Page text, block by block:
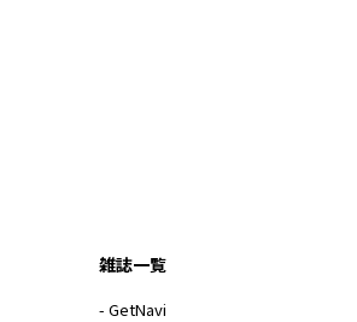
雑誌一覧
- GetNavi